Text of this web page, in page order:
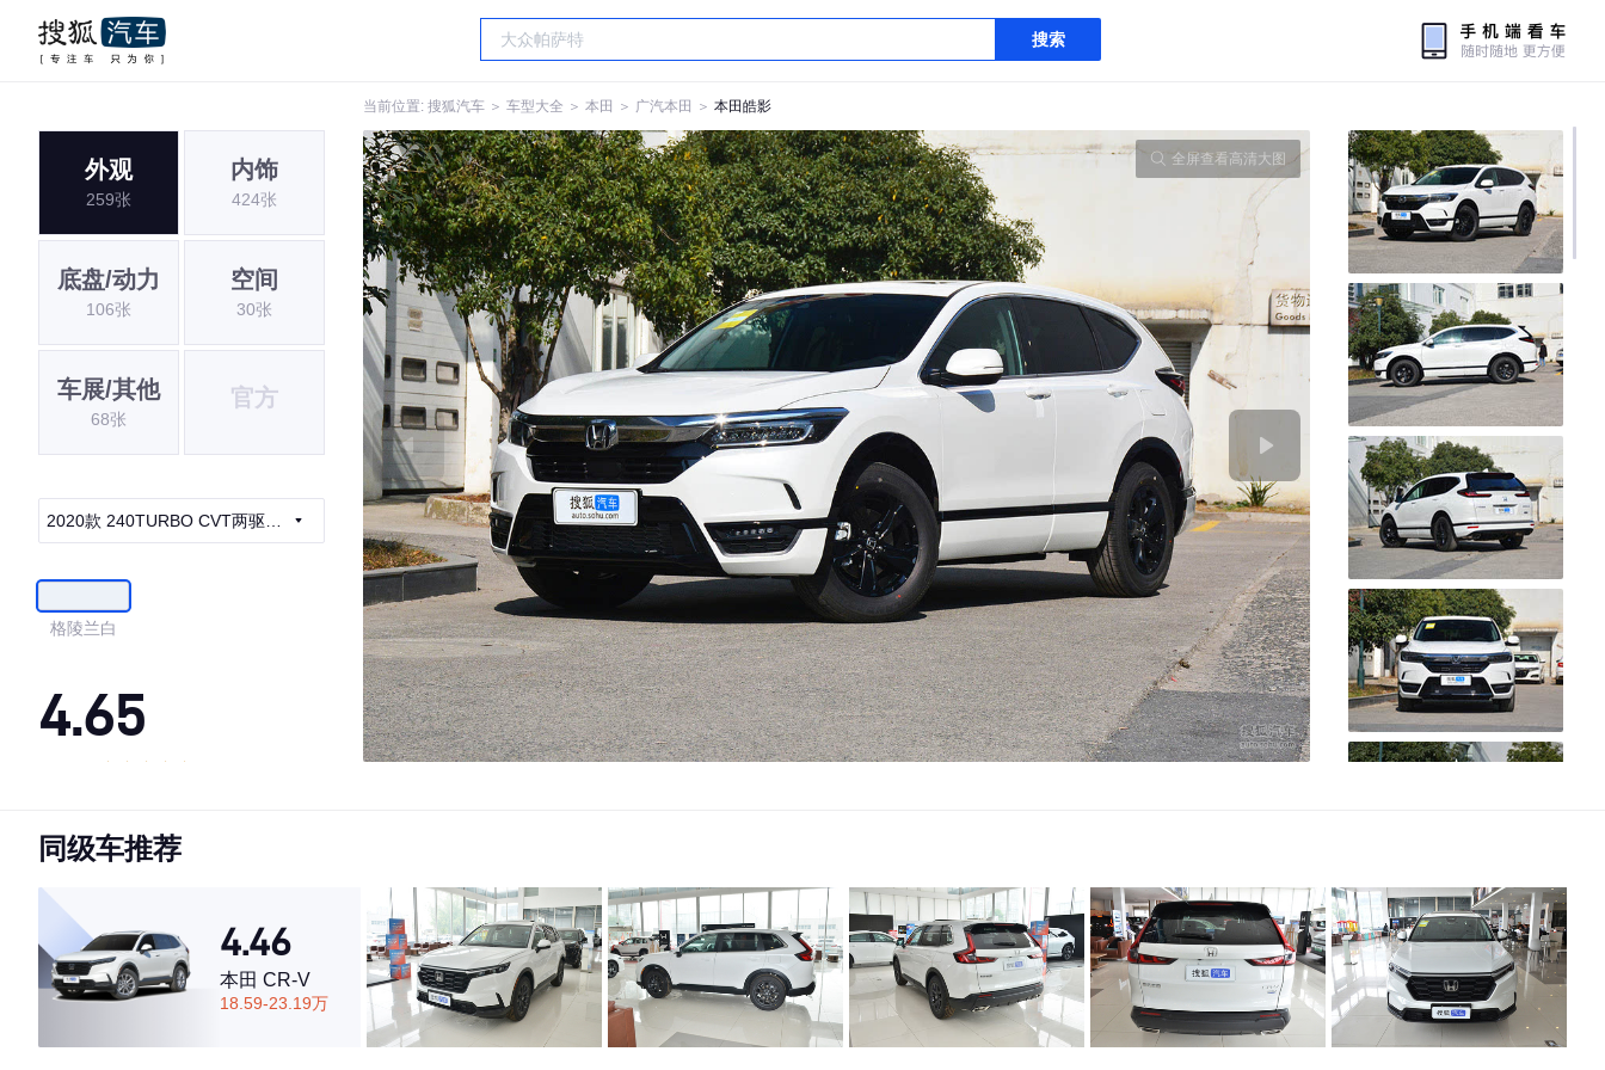
搜索
当前位置: 搜狐汽车 ＞ 车型大全 ＞ 本田 ＞ 广汽本田 ＞ 本田皓影
外观
259张
内饰
424张
底盘/动力
106张
空间
30张
车展/其他
68张
官方
2020款 240TURBO CVT两驱尊
格陵兰白
4.65
·内饰表现一般，低于81%同级车
·空间表现较为优秀，优于84%同级车
全屏查看高清大图
同级车推荐
4.46
本田 CR-V
18.59-23.19万